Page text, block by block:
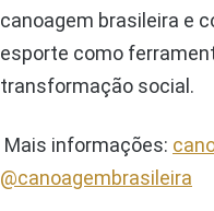
canoagem brasileira e
esporte como
transformação social.
Mais informações:
@canoagembrasileira